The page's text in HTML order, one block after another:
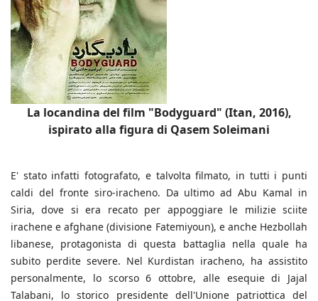
La locandina del film "Bodyguard" (Itan, 2016),
ispirato alla figura di Qasem Soleimani
E' stato infatti fotografato, e talvolta filmato, in tutti i punti
caldi del fronte siro-iracheno. Da ultimo ad Abu Kamal in
Siria, dove si era recato per appoggiare le milizie sciite
irachene e afghane (divisione Fatemiyoun), e anche Hezbollah
libanese, protagonista di questa battaglia nella quale ha
subito perdite severe. Nel Kurdistan iracheno, ha assistito
personalmente, lo scorso 6 ottobre, alle esequie di Jajal
Talabani, lo storico presidente dell'Unione patriottica del